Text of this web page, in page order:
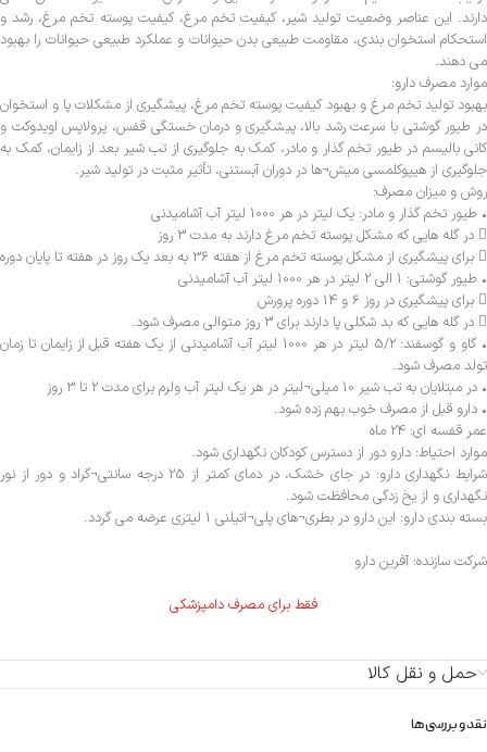
دارند. این عناصر وضعیت تولید شیر، کیفیت تخم مرغ، کیفیت پوسته تخم مرغ، رشد و
استحکام استخوان بندی، مقاومت طبیعی بدن حیوانات و عملکرد طبیعی حیوانات را بهبود
می دهند.
موارد مصرف دارو:
بهبود تولید تخم مرغ و بهبود کیفیت پوسته تخم مرغ، پیشگیری از مشکلات پا و استخوان
در طیور گوشتی با سرعت رشد بالا، پیشگیری و درمان خستگی قفس، پرولاپس اویدوکت و
کانی بالیسم در طیور تخم گذار و مادر، کمک به جلوگیری از تب شیر بعد از زایمان، کمک به
جلوگیری از هیپوکلمسی میش¬ها در دوران آبستنی، تأثیر مثبت در تولید شیر.
روش و میزان مصرف:
• طیور تخم گذار و مادر: یک لیتر در هر 1000 لیتر آب آشامیدنی
 در گله هایی که مشکل پوسته تخم مرغ دارند به مدت 3 روز
 برای پیشگیری از مشکل پوسته تخم مرغ از هفته 36 به بعد یک روز در هفته تا پایان دوره
• طیور گوشتی: 1 الی 2 لیتر در هر 1000 لیتر آب آشامیدنی
 برای پیشگیری در روز 6 و 14 دوره پرورش
 در گله هایی که بد شکلی پا دارند برای 3 روز متوالی مصرف شود.
• گاو و گوسفند: 5/2 لیتر در هر 1000 لیتر آب آشامیدنی از یک هفته قبل از زایمان تا زمان
تولد مصرف شود.
• در مبتلایان به تب شیر 10 میلی¬لیتر در هر یک لیتر آب ولرم برای مدت 2 تا 3 روز
• دارو قبل از مصرف خوب بهم زده شود.
عمر قفسه ای: 24 ماه
موارد احتیاط: دارو دور از دسترس کودکان نگهداری شود.
شرایط نگهداری دارو: در جای خشک، در دمای کمتر از 25 درجه سانتی¬گراد و دور از نور
نگهداری و از یخ زدگی محافظت شود.
بسته بندی دارو: این دارو در بطری¬های پلی¬اتیلنی 1 لیتری عرضه می گردد.
شرکت سازنده: آفرین دارو
فقط برای مصرف دامپزشکی
حمل و نقل کالا
نقد و بررسی‌ها